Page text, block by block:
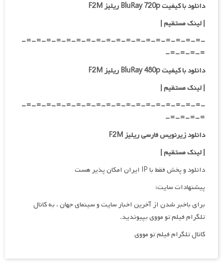
دانلود با کیفیت BluRay 720p ریلیز F2M
| لینک مستقیم|
-=-=-=-=-=-=-=-=-=-=-=-=-=-=-=-=-=-=-
=-=-=-=-
دانلود با کیفیت BluRay 480p ریلیز F2M
| لینک مستقیم|
-=-=-=-=-=-=-=-=-=-=-=-=-=-=-=-=-=-=-
=-=-=-=-
دانلود زیرنویس فارسی ریلیز F2M
| لینک مستقیم|
دانلود و پخش فقط با IP ایران امکان پذیر هست
پیشنهادات سایت:
برای باخبر شدن از آخرین اخبار سایت و سینمای جهان ، به کانال
تلگرام فیلم تو مووی بپیوندید.
کانال تلگرام فیلم تو مووی